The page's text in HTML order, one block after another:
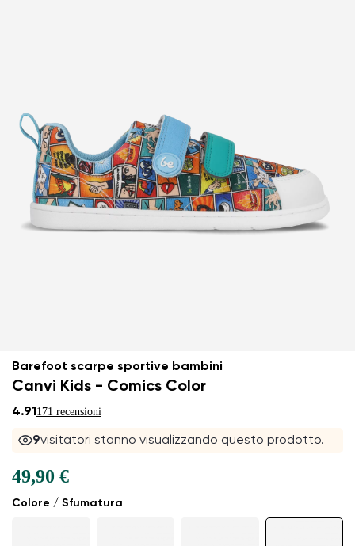
Barefoot scarpe sportive bambini
Canvi Kids - Comics Color
4.91171 recensioni
9visitatori stanno visualizzando questo prodotto.
Colore / Sfumatura
49,90 €